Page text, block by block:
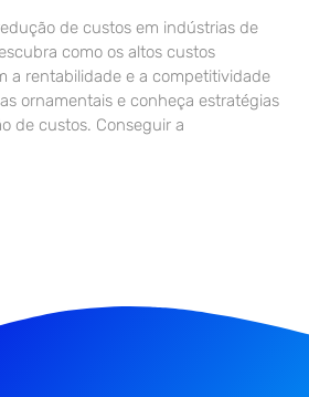
de custos em indústrias de
como os altos custos
a rentabilidade e a competitividade
ornamentais e conheça estratégias
de custos. Conseguir a